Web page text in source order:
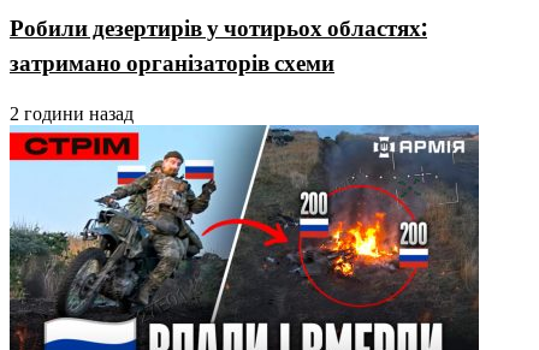
Робили дезертирів у чотирьох областях:
затримано організаторів схеми
2 години назад